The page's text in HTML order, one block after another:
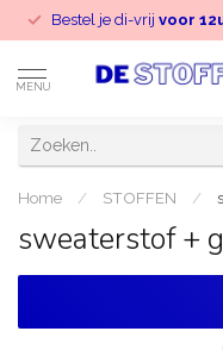
Bestel je di-vrij voor
MENU
Home / STOFFEN /
sweaterstof +